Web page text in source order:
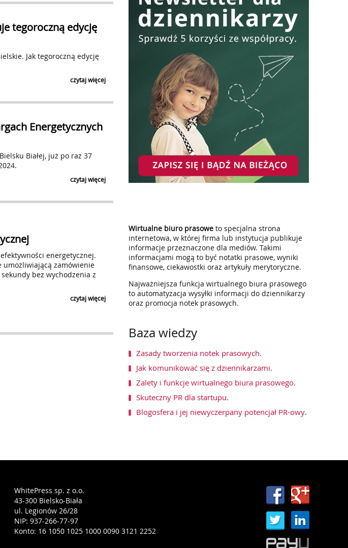
tegoroczną edycję
Jak tegoroczną edycję
czytaj więcej
Energetycznych
Białej, już po raz 37
czytaj więcej
energetycznej.
umożliwiającą zamówienie
bez wychodzenia z
czytaj więcej
Wirtualne biuro prasowe to specjalna strona
internetowa, w której firma lub instytucja publikuje
informacje przeznaczone dla mediów. Takimi
informacjami mogą to być notatki prasowe, wyniki
finansowe, ciekawostki oraz artykuły merytoryczne.
Najważniejsza funkcja wirtualnego biura prasowego
to automatyzacja wysyłki informacji do dziennikarzy
oraz promocja notek prasowych.
Baza wiedzy
Zasady tworzenia notek prasowych.
Jak komunikować się z dziennikarzami.
Zalety i funkcje wirtualnego biura prasowego.
Skuteczny PR dla startupu.
Blogosfera i jej niewyczerpany potencjał PR-owy.
WhitePress sp. z o.o.
43-300 Bielsko-Biała
ul. Legionów 26/28
NIP: 937-266-77-97
Konto: 16 1050 1025 1000 0090 3121 2252